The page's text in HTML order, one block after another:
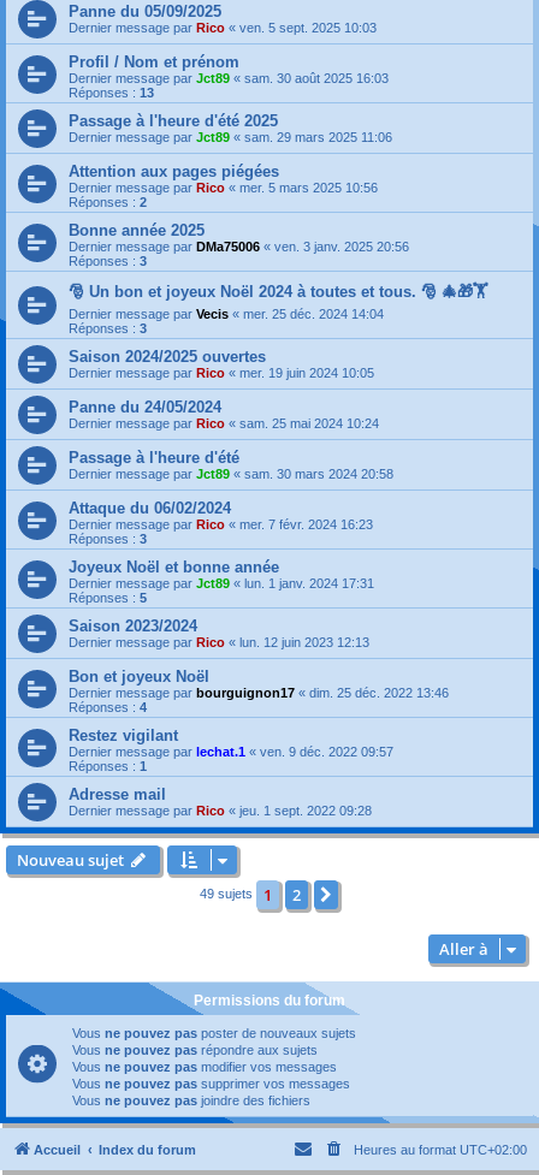
Panne du 05/09/2025
Dernier message par Rico « ven. 5 sept. 2025 10:03
Profil / Nom et prénom
Dernier message par Jct89 « sam. 30 août 2025 16:03
Réponses : 13
Passage à l'heure d'été 2025
Dernier message par Jct89 « sam. 29 mars 2025 11:06
Attention aux pages piégées
Dernier message par Rico « mer. 5 mars 2025 10:56
Réponses : 2
Bonne année 2025
Dernier message par DMa75006 « ven. 3 janv. 2025 20:56
Réponses : 3
🎅 Un bon et joyeux Noël 2024 à toutes et tous. 🎅 🎄🎁🏋️
Dernier message par Vecis « mer. 25 déc. 2024 14:04
Réponses : 3
Saison 2024/2025 ouvertes
Dernier message par Rico « mer. 19 juin 2024 10:05
Panne du 24/05/2024
Dernier message par Rico « sam. 25 mai 2024 10:24
Passage à l'heure d'été
Dernier message par Jct89 « sam. 30 mars 2024 20:58
Attaque du 06/02/2024
Dernier message par Rico « mer. 7 févr. 2024 16:23
Réponses : 3
Joyeux Noël et bonne année
Dernier message par Jct89 « lun. 1 janv. 2024 17:31
Réponses : 5
Saison 2023/2024
Dernier message par Rico « lun. 12 juin 2023 12:13
Bon et joyeux Noël
Dernier message par bourguignon17 « dim. 25 déc. 2022 13:46
Réponses : 4
Restez vigilant
Dernier message par lechat.1 « ven. 9 déc. 2022 09:57
Réponses : 1
Adresse mail
Dernier message par Rico « jeu. 1 sept. 2022 09:28
Nouveau sujet
49 sujets 1 2
Aller à
Permissions du forum
Vous ne pouvez pas poster de nouveaux sujets
Vous ne pouvez pas répondre aux sujets
Vous ne pouvez pas modifier vos messages
Vous ne pouvez pas supprimer vos messages
Vous ne pouvez pas joindre des fichiers
Accueil Index du forum Heures au format UTC+02:00